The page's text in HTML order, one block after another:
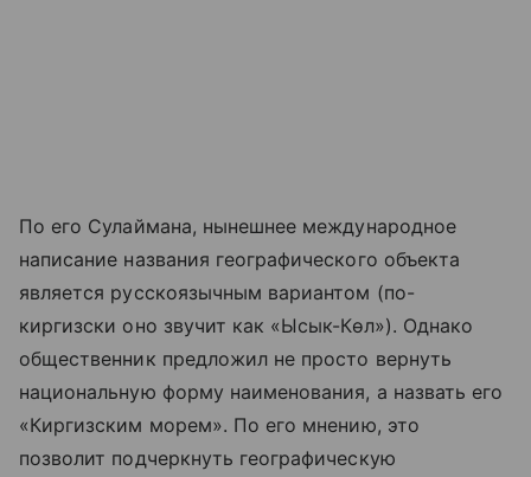
По его Сулаймана, нынешнее международное
написание названия географического объекта
является русскоязычным вариантом (по-
киргизски оно звучит как «Ысык-Көл»). Однако
общественник предложил не просто вернуть
национальную форму наименования, а назвать его
«Киргизским морем». По его мнению, это
позволит подчеркнуть географическую